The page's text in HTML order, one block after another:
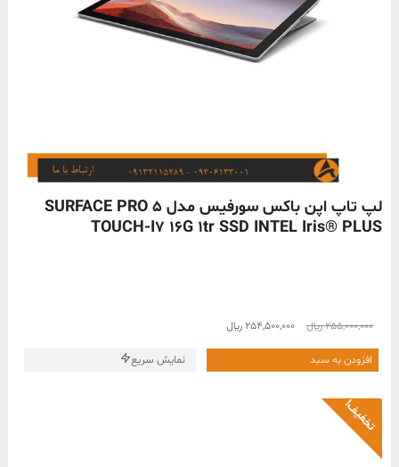
ناموجود
لپ تاپ اپن باکس سورفیس مدل SURFACE PRO 5
TOUCH-I7 16G 1tr SSD INTEL Iris® PLUS
255,000,000﷼
قیمت
بود.
254,500,000 ﷼قیمت
254,500,000 ﷼
است.
افزودن به سبد نمایش سریع
تخفیف!